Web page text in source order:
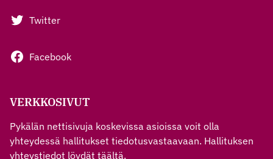
Twitter
Facebook
VERKKOSIVUT
Pykälän nettisivuja koskevissa asioissa voit olla
yhteydessä hallitukset tiedotusvastaavaan. Hallituksen
yhteystiedot löydät täältä.